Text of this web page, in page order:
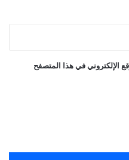
الإلكتروني في هذا المتصفح